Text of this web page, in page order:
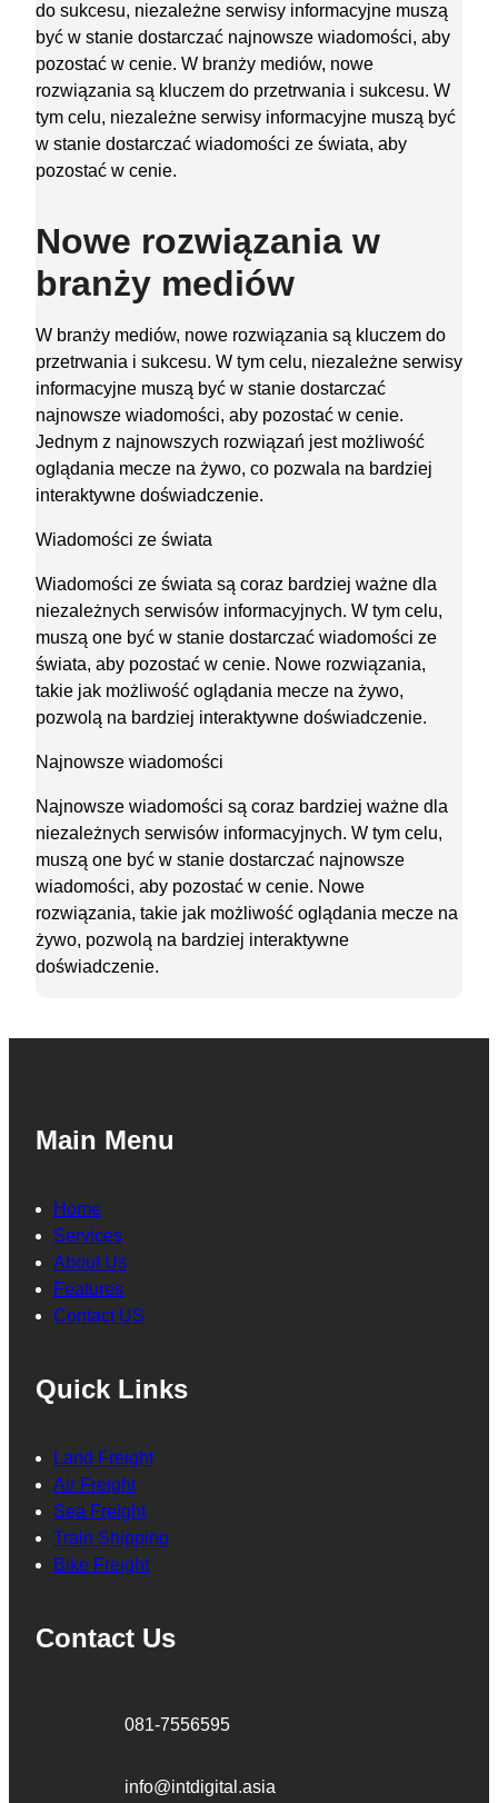
do sukcesu, niezależne serwisy informacyjne muszą
być w stanie dostarczać najnowsze wiadomości, aby
pozostać w cenie. W branży mediów, nowe
rozwiązania są kluczem do przetrwania i sukcesu. W
tym celu, niezależne serwisy informacyjne muszą być
w stanie dostarczać wiadomości ze świata, aby
pozostać w cenie.
Nowe rozwiązania w
branży mediów
W branży mediów, nowe rozwiązania są kluczem do
przetrwania i sukcesu. W tym celu, niezależne serwisy
informacyjne muszą być w stanie dostarczać
najnowsze wiadomości, aby pozostać w cenie.
Jednym z najnowszych rozwiązań jest możliwość
oglądania mecze na żywo, co pozwala na bardziej
interaktywne doświadczenie.
Wiadomości ze świata
Wiadomości ze świata są coraz bardziej ważne dla
niezależnych serwisów informacyjnych. W tym celu,
muszą one być w stanie dostarczać wiadomości ze
świata, aby pozostać w cenie. Nowe rozwiązania,
takie jak możliwość oglądania mecze na żywo,
pozwolą na bardziej interaktywne doświadczenie.
Najnowsze wiadomości
Najnowsze wiadomości są coraz bardziej ważne dla
niezależnych serwisów informacyjnych. W tym celu,
muszą one być w stanie dostarczać najnowsze
wiadomości, aby pozostać w cenie. Nowe
rozwiązania, takie jak możliwość oglądania mecze na
żywo, pozwolą na bardziej interaktywne
doświadczenie.
Main Menu
Home
Services
About Us
Features
Contact US
Quick Links
Land Freight
Air Freight
Sea Freight
Train Shipping
Bike Freight
Contact Us
081-7556595
info@intdigital.asia